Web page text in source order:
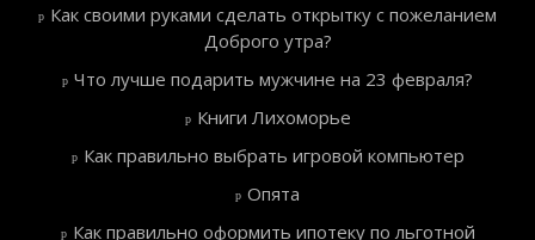
Как своими руками сделать открытку с пожеланием
Доброго утра?
Что лучше подарить мужчине на 23 февраля?
Книги Лихоморье
Как правильно выбрать игровой компьютер
Опята
Как правильно оформить ипотеку по льготной